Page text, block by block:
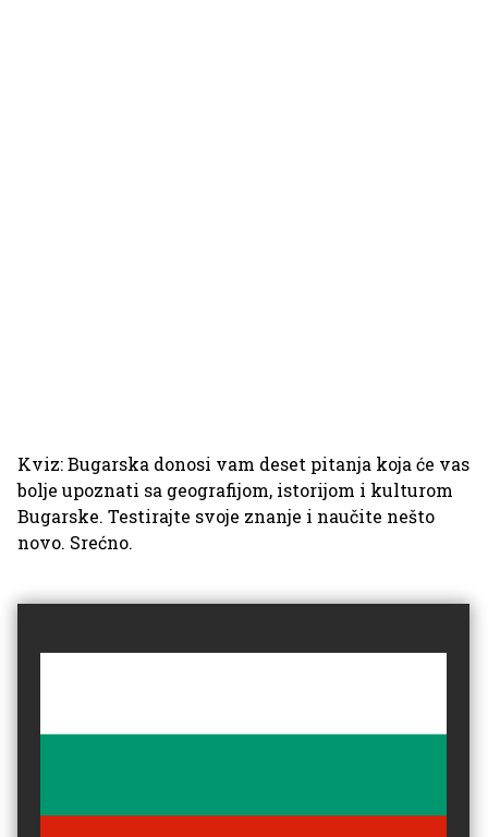
Kviz: Bugarska donosi vam deset pitanja koja će vas
bolje upoznati sa geografijom, istorijom i kulturom
Bugarske. Testirajte svoje znanje i naučite nešto
novo. Srećno.